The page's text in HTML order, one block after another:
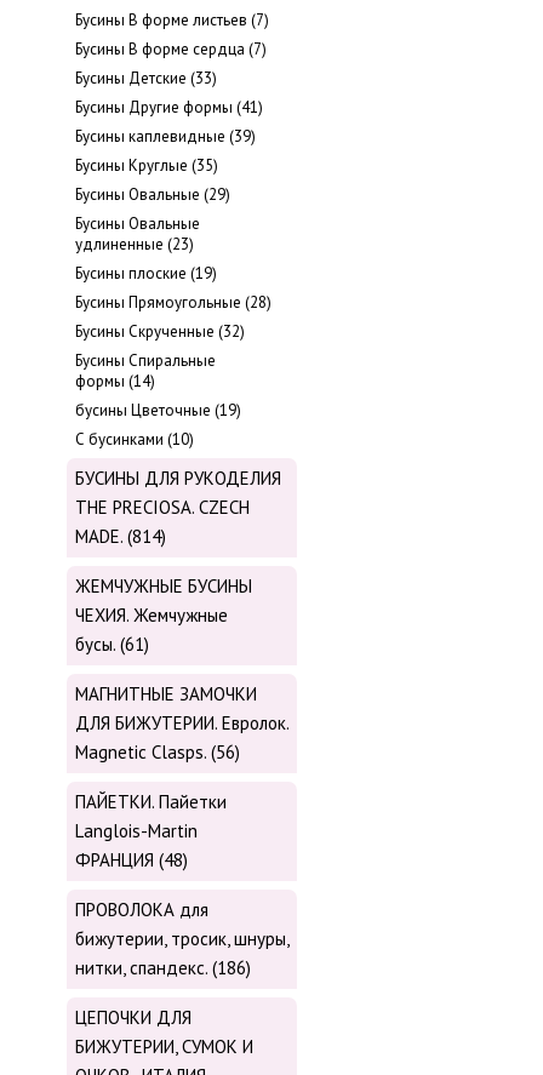
Бусины В форме листьев (7)
Бусины В форме сердца (7)
Бусины Детские (33)
Бусины Другие формы (41)
Бусины каплевидные (39)
Бусины Круглые (35)
Бусины Овальные (29)
Бусины Овальные
удлиненные (23)
Бусины плоские (19)
Бусины Прямоугольные (28)
Бусины Скрученные (32)
Бусины Спиральные
формы (14)
бусины Цветочные (19)
С бусинками (10)
БУСИНЫ ДЛЯ РУКОДЕЛИЯ
THE PRECIOSA. CZECH
MADE. (814)
ЖЕМЧУЖНЫЕ БУСИНЫ
ЧЕХИЯ. Жемчужные
бусы. (61)
МАГНИТНЫЕ ЗАМОЧКИ
ДЛЯ БИЖУТЕРИИ. Евролок.
Magnetic Сlasps. (56)
ПАЙЕТКИ. Пайетки
Langlois-Martin
ФРАНЦИЯ (48)
ПРОВОЛОКА для
бижутерии, тросик, шнуры,
нитки, cпандекс. (186)
ЦЕПОЧКИ ДЛЯ
БИЖУТЕРИИ, СУМОК И